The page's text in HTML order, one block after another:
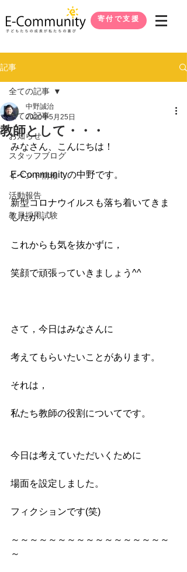
寄付で支援
記事
全ての記事
お知らせ
スタッフブログ
イベント情報
活動報告
教員採用試験
全ての記事
教師として・・・
中野誠治
2020年5月25日
みなさん、こんにちは！
E-Communityの中野です。
新型コロナウイルスも落ち着いてきま
したが，
これからも気を抜かずに，
笑顔で頑張っていきましょう^^
さて，今日はみなさんに
考えてもらいたいことがあります。
それは，
私たち教師の役割についてです。
今日は考えていただいくために
場面を設定しました。
フィクションです(笑)
～～～～～～～～～～～～～～～～～
～